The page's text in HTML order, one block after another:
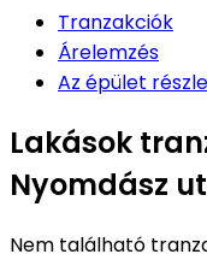
Tranzakciók
Árelemzés
Az épület
Lakások
Nyomdász
Nem található